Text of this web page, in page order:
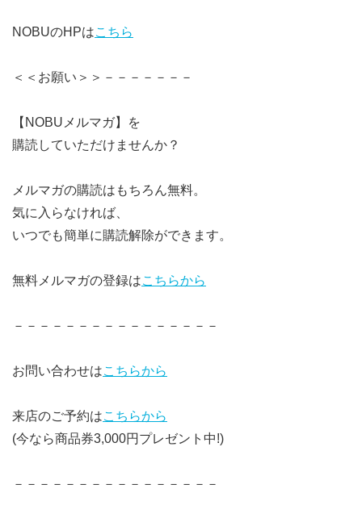
NOBUのHPはこちら
＜＜お願い＞＞－－－－－－－
【NOBUメルマガ】を
購読していただけませんか？
メルマガの購読はもちろん無料。
気に入らなければ、
いつでも簡単に購読解除ができます。
無料メルマガの登録はこちらから
－－－－－－－－－－－－－－－－
お問い合わせはこちらから
来店のご予約はこちらから
(今なら商品券3,000円プレゼント中!)
－－－－－－－－－－－－－－－－